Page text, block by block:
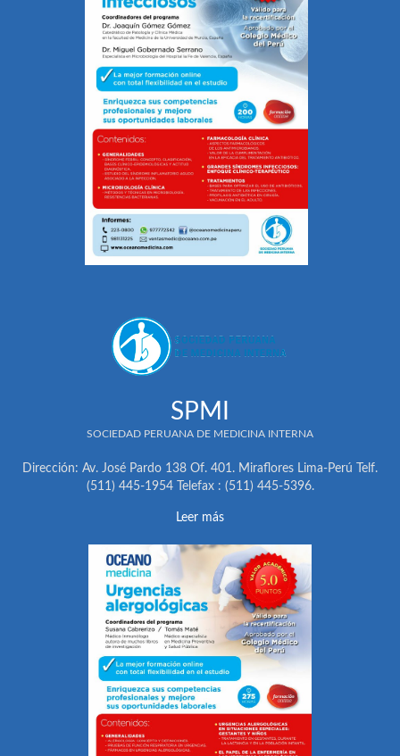
SPMI
SOCIEDAD PERUANA DE MEDICINA INTERNA
Dirección: Av. José Pardo 138 Of. 401. Miraflores Lima-Perú Telf.
(511) 445-1954 Telefax : (511) 445-5396.
Leer más